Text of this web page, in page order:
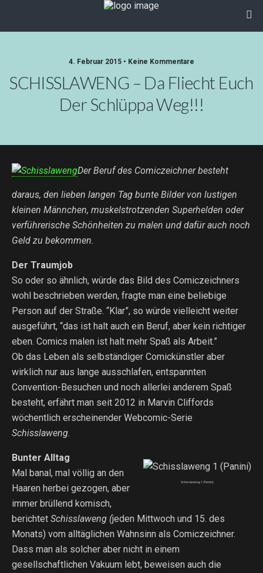
4. Februar 2015 • Keine Kommentare
SCHISSLAWENG – Da Fliecht Euch
Der Schlüppa Weg!!!
Der Beruf des Comiczeichner besteht
daraus, den lieben langen Tag bunte Bilder von lustigen
kleinen Männchen, muskelstrotzenden Superhelden oder
verführerische Schönheiten zu malen und dafür auch noch
Geld zu bekommen.
Der Traumjob
So oder so ähnlich, würde das Bild des Comiczeichners
wohl beschrieben werden, fragte man eine beliebige
Person auf der Straße. “Klar”, so würde vielleicht weiter
ausgeführt, “das ist halt auch ein Beruf, aber kein richtiger
eben. Comics malen ist halt mehr Spaß als Arbeit.”
Ob das Leben als selbständiger Comickünstler aber
wirklich nur aus lange ausschlafen, entspannten
Convention-Besuchen und noch allerlei anderem Spaß
besteht, erfährt man seit 2012 in Marvin Cliffords
wöchentlich erscheinender Webcomic-Serie
Schisslaweng.
Schisslaweng 1 (Panini)
Bunter Alltag
Mal banal, mal völlig an den
Haaren herbei gezogen, aber
immer brüllend komisch,
berichtet Schisslaweng (jeden Mittwoch und 15. des
Monats) vom alltäglichen Wahnsinn als Comiczeichner.
Dass man als solcher aber nicht in einem
gesellschaftlichen Vakuum lebt, beweisen auch die